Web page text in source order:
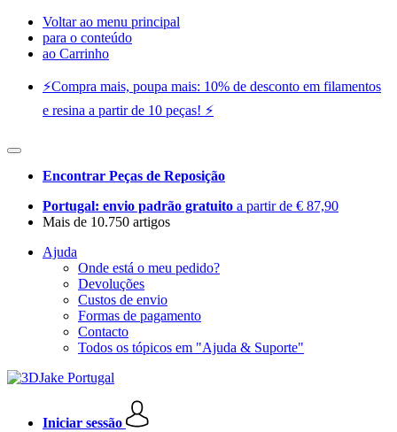
Voltar ao menu principal
para o conteúdo
ao Carrinho
⚡️Compra mais, poupa mais: 10% de desconto em filamentos
e resina a partir de 10 peças! ⚡️
Encontrar Peças de Reposição
Portugal: envio padrão gratuito a partir de € 87,90
Mais de 10.750 artigos
Ajuda
Onde está o meu pedido?
Devoluções
Custos de envio
Formas de pagamento
Contacto
Todos os tópicos em "Ajuda & Suporte"
Iniciar sessão